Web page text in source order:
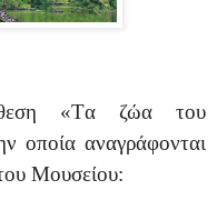
«Tα ζώα του
οποία αναγράφονται
Μουσείου: